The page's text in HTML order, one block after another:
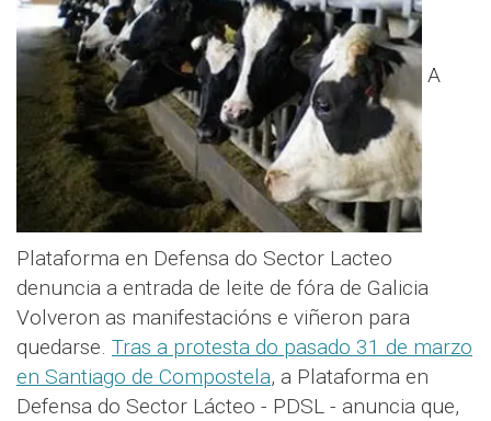
A
Plataforma en Defensa do Sector Lacteo
denuncia a entrada de leite de fóra de Galicia
Volveron as manifestacións e viñeron para
quedarse. Tras a protesta do pasado 31 de marzo
en Santiago de Compostela, a Plataforma en
Defensa do Sector Lácteo - PDSL - anuncia que,